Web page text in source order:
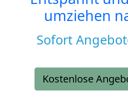
umziehen
Sofort
Kostenlose